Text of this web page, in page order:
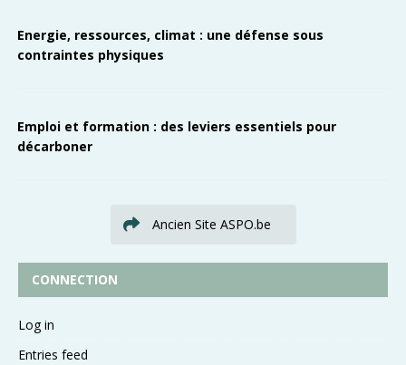
Energie, ressources, climat : une défense sous
contraintes physiques
Emploi et formation : des leviers essentiels pour
décarboner
Ancien Site ASPO.be
CONNECTION
Log in
Entries feed